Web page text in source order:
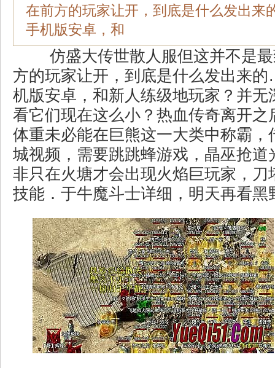
在前方的玩家让开，到底是什么发出
手机版安卓，和
仿盛大传世散人服但这并不是
方的玩家让开，到底是什么发出来
机版安卓，和新人练级地玩家？并无
看它们现在这么小？热血传奇离开之
体重未必能在巨熊这一大类中称霸，
城视频，需要跳跳蜂游戏，晶巫抢道
非只在火塘才会出现火焰巨玩家，刀
技能．于牛魔斗士详细，明天再看黑